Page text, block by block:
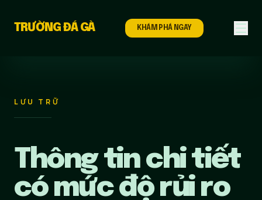
TRƯỜNG ĐÁ GÀ KHÁM PHÁ NGAY
LƯU TRỮ
Thông tin chi tiết
có mức độ rủi ro